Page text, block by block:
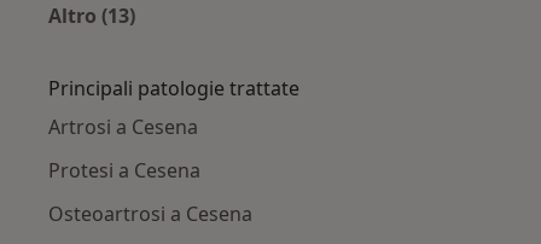
Altro (13)
Principali patologie trattate
Artrosi a Cesena
Protesi a Cesena
Osteoartrosi a Cesena